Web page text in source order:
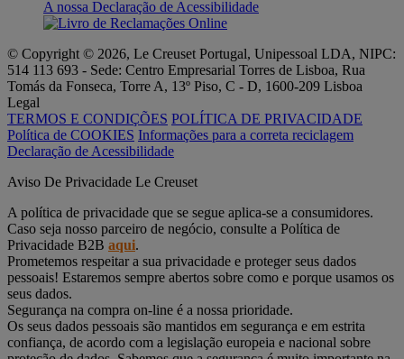
A nossa Declaração de Acessibilidade
© Copyright © 2026, Le Creuset Portugal, Unipessoal LDA, NIPC:
514 113 693 - Sede: Centro Empresarial Torres de Lisboa, Rua
Tomás da Fonseca, Torre A, 13º Piso, C - D, 1600-209 Lisboa
Legal
TERMOS E CONDIÇÕES POLÍTICA DE PRIVACIDADE
Política de COOKIES Informações para a correta reciclagem
Declaração de Acessibilidade
Aviso De Privacidade Le Creuset
A política de privacidade que se segue aplica-se a consumidores.
Caso seja nosso parceiro de negócio, consulte a Política de
Privacidade B2B aqui.
Prometemos respeitar a sua privacidade e proteger seus dados
pessoais! Estaremos sempre abertos sobre como e porque usamos os
seus dados.
Segurança na compra on-line é a nossa prioridade.
Os seus dados pessoais são mantidos em segurança e em estrita
confiança, de acordo com a legislação europeia e nacional sobre